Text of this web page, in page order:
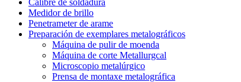
Medidor de brillo
Penetrameter de arame
Preparación de exemplares metalográficos
Máquina de pulir de moenda
Máquina de corte Metallurgcal
Microscopio metalúrgico
Prensa de montaxe metalográfica